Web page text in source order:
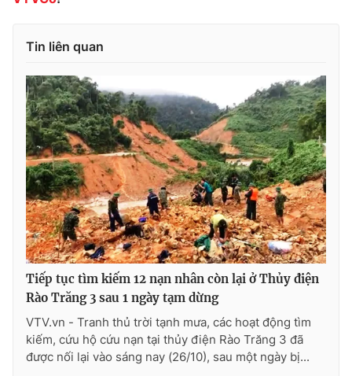
Tin liên quan
Tiếp tục tìm kiếm 12 nạn nhân còn lại ở Thủy điện
Rào Trăng 3 sau 1 ngày tạm dừng
VTV.vn - Tranh thủ trời tạnh mưa, các hoạt động tìm
kiếm, cứu hộ cứu nạn tại thủy điện Rào Trăng 3 đã
được nối lại vào sáng nay (26/10), sau một ngày bị...